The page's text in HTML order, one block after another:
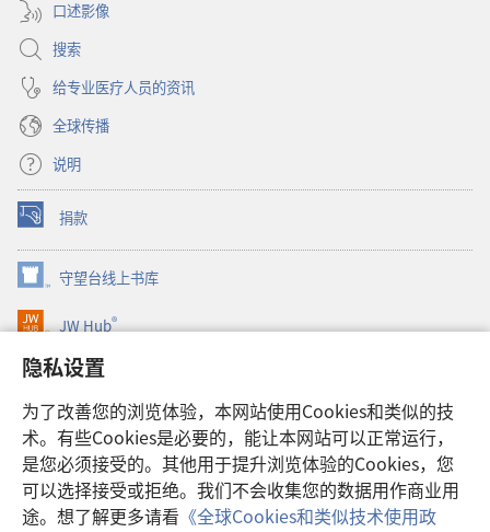
隐私设置
为了改善您的浏览体验，本网站使用Cookies和类似的技
术。有些Cookies是必要的，能让本网站可以正常运行，
是您必须接受的。其他用于提升浏览体验的Cookies，您
可以选择接受或拒绝。我们不会收集您的数据用作商业用
途。想了解更多请看 《全球Cookies和类似技术使用政
口述影像
搜索
给专业医疗人员的资讯
全球传播
说明
捐款
（打
开
新
窗
口）
守望台线上书库
（打
开
新
口）
JW Hub®
（打
开
新
窗
口）
JW Library®
Watchtower Library